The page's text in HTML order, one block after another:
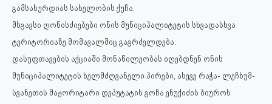
გამსახურდიას სახელობის ქუჩა.
მსგავსი ღონისძიებები ონის მუნიციპალიტეტის სხვადასხვა
ტერიტორიაზე მომავალშიც გაგრძელდება.
დასუფთავების აქციაში მონაწილეობას იღებდნენ ონის
მუნიციპალიტეტის ხელმძღვანელი პირები, ასევე რაჭა- ლეჩხუმ-
სვანეთის მაჟორიტარი დეპუტატის გოჩა ენუქიძის ბიუროს